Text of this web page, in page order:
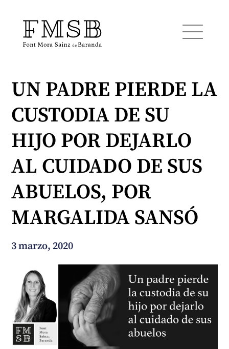
Inicio
Font Mora Sainz de Baranda
Equipo
Servicios
Noticias
UN PADRE PIERDE LA
CUSTODIA DE SU
HIJO POR DEJARLO
AL CUIDADO DE SUS
ABUELOS, POR
MARGALIDA SANSÓ
3 marzo, 2020